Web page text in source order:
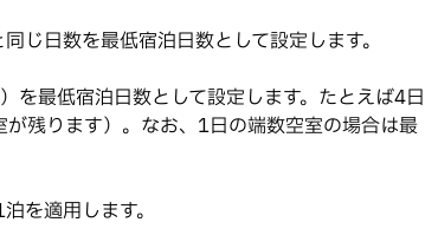
日数を最低宿泊日数として設定します。
を最低宿泊日数として設定します。たとえば4日
残ります）。なお、1日の端数空室の場合は最
を適用します。